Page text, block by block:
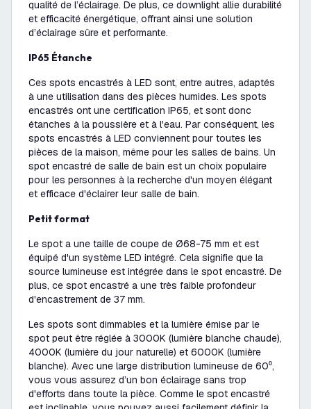
qualité de l’éclairage. De plus, ce downlight allie durabilité
et efficacité énergétique, offrant ainsi une solution
d’éclairage sûre et performante.
IP65 Étanche
Ces spots encastrés à LED sont, entre autres, adaptés
à une utilisation dans des pièces humides. Les spots
encastrés ont une certification IP65, et sont donc
étanches à la poussière et à l'eau. Par conséquent, les
spots encastrés à LED conviennent pour toutes les
pièces de la maison, même pour les salles de bains. Un
spot encastré de salle de bain est un choix populaire
pour les personnes à la recherche d'un moyen élégant
et efficace d'éclairer leur salle de bain.
Petit format
Le spot a une taille de coupe de Ø68-75 mm et est
équipé d'un système LED intégré. Cela signifie que la
source lumineuse est intégrée dans le spot encastré. De
plus, ce spot encastré a une très faible profondeur
d'encastrement de 37 mm.
Les spots sont dimmables et la lumière émise par le
spot peut être réglée à 3000K (lumière blanche chaude),
4000K (lumière du jour naturelle) et 6000K (lumière
blanche). Avec une large distribution lumineuse de 60⁰,
vous vous assurez d’un bon éclairage sans trop
d'efforts dans toute la pièce. Comme le spot encastré